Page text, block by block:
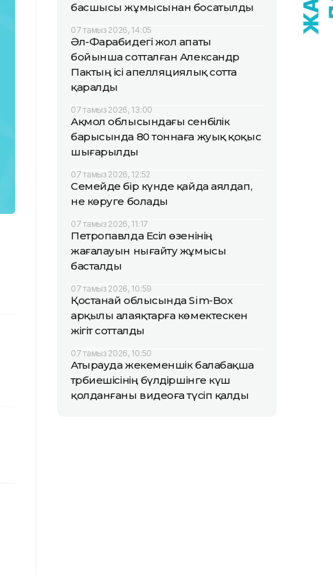
басшысы жұмысынан босатылды
07 тамыз 2026, 14:05
Әл-Фарабидегі жол апаты
бойынша сотталған Александр
Пактың ісі апелляциялық сотта
қаралды
07 тамыз 2026, 13:00
Ақмол облысындағы сенбілік
барысында 80 тоннаға жуық қоқыс
шығарылды
07 тамыз 2026, 12:52
Семейде бір күнде қайда аялдап,
не көруге болады
07 тамыз 2026, 11:17
Петропавлда Есіл өзенінің
жағалауын нығайту жұмысы
басталды
07 тамыз 2026, 10:59
Қостанай облысында Sim-Box
арқылы алаяқтарға көмектескен
жігіт сотталды
07 тамыз 2026, 10:50
Атырауда жекеменшік балабақша
тәрбиешісінің бүлдіршінге күш
қолданғаны видеоға түсіп қалды